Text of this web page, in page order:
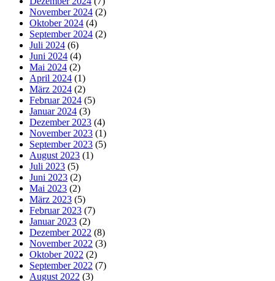
November 2024 (2)
Oktober 2024 (4)
September 2024 (2)
Juli 2024 (6)
Juni 2024 (4)
Mai 2024 (2)
April 2024 (1)
März 2024 (2)
Februar 2024 (5)
Januar 2024 (3)
Dezember 2023 (4)
November 2023 (1)
September 2023 (5)
August 2023 (1)
Juli 2023 (5)
Juni 2023 (2)
Mai 2023 (2)
März 2023 (5)
Februar 2023 (7)
Januar 2023 (2)
Dezember 2022 (8)
November 2022 (3)
Oktober 2022 (2)
September 2022 (7)
August 2022 (3)